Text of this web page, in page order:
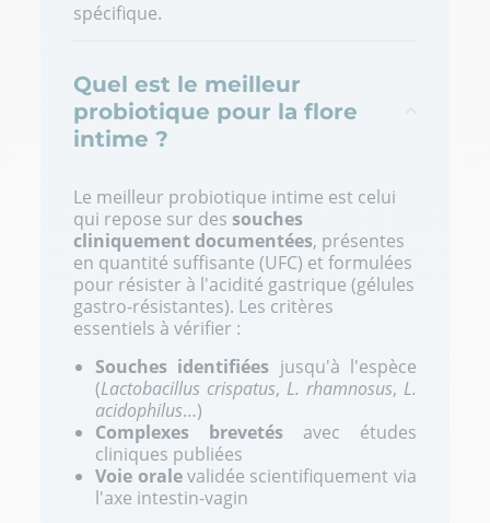
spécifique.
Quel est le meilleur
probiotique pour la flore
intime ?
Le meilleur probiotique intime est celui
qui repose sur dessouches
cliniquement documentées, présentes
en quantité suffisante (UFC) et formulées
pour résister à l'acidité gastrique (gélules
gastro-résistantes). Les critères
essentiels à vérifier :
Souches identifiées jusqu'à l'espèce
(Lactobacillus crispatus, L. rhamnosus, L.
acidophilus…)
Complexes brevetés avec études
cliniques publiées
Voie oralevalidée scientifiquement via
l'axe intestin-vagin